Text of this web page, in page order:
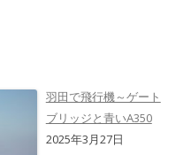
羽田で飛行機～ゲート
ブリッジと青いA350
2025年3月27日